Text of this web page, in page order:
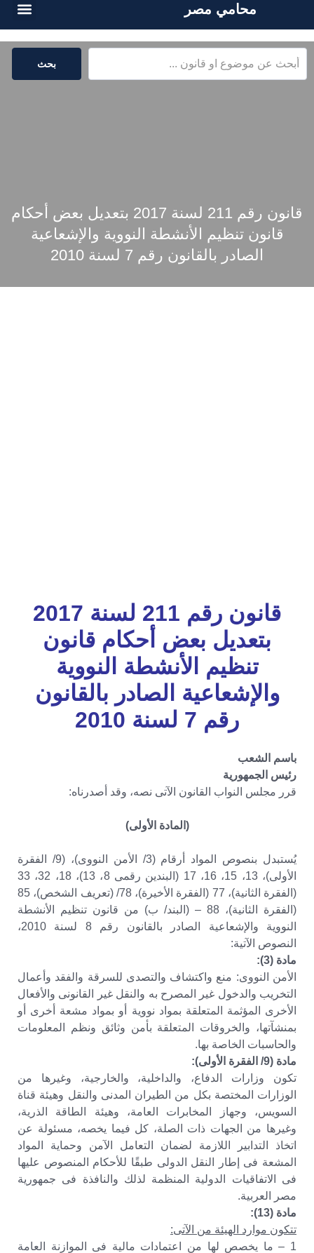
محامي مصر
بحث
قانون رقم 211 لسنة 2017 بتعديل بعض أحكام
قانون تنظيم الأنشطة النووية والإشعاعية
الصادر بالقانون رقم 7 لسنة 2010
قانون رقم 211 لسنة 2017
بتعديل بعض أحكام قانون
تنظيم الأنشطة النووية
والإشعاعية
الصادر بالقانون
رقم 7 لسنة 2010
باسم الشعب
رئيس الجمهورية
قرر مجلس النواب القانون الآتى نصه، وقد أصدرناه:
(المادة الأولى)
يُستبدل بنصوص المواد أرقام (3/ الأمن النووى)، (9/ الفقرة
الأولى)، 13، 15، 16، 17 (البندين رقمى 8، 13)، 18، 32، 33
(الفقرة الثانية)، 77 (الفقرة الأخيرة)، 78/ (تعريف الشخص)، 85
(الفقرة الثانية)، 88 – (البند/ ب) من قانون تنظيم الأنشطة
النووية والإشعاعية الصادر بالقانون رقم 8 لسنة 2010،
النصوص الآتية:
مادة (3):
الأمن النووى: منع واكتشاف والتصدى للسرقة والفقد وأعمال
التخريب والدخول غير المصرح به والنقل غير القانونى والأفعال
الأخرى المؤثمة المتعلقة بمواد نووية أو بمواد مشعة أخرى أو
بمنشآتها، والخروقات المتعلقة بأمن وثائق ونظم المعلومات
والحاسبات الخاصة بها.
مادة (9/ الفقرة الأولى):
تكون وزارات الدفاع، والداخلية، والخارجية، وغيرها من
الوزارات المختصة بكل من الطيران المدنى والنقل وهيئة قناة
السويس، وجهاز المخابرات العامة، وهيئة الطاقة الذرية،
وغيرها من الجهات ذات الصلة، كل فيما يخصه، مسئولة عن
اتخاذ التدابير اللازمة لضمان التعامل الآمن وحماية المواد
المشعة فى إطار النقل الدولى طبقًا للأحكام المنصوص عليها
فى الاتفاقيات الدولية المنظمة لذلك والنافذة فى جمهورية
مصر العربية.
مادة (13):
تتكون موارد الهيئة من الآتى:
1 – ما يخصص لها من اعتمادات مالية فى الموازنة العامة